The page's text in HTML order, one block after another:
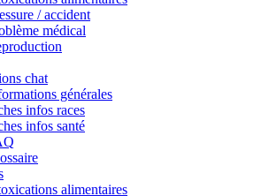
/ accident
médical
chat
générales
infos races
infos santé
alimentaires